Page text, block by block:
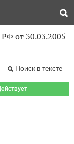
от 30.03.2005
Поиск в тексте